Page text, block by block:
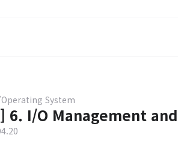
System
6. I/O Management